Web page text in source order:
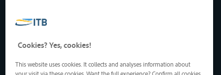
Transport auf der
Drukpersstraat 19
1000 Brüssel, Belgien
Tel: +32 2 217 09 67
http://www.itb-info.be
Cookies? Yes, cookies!
This website uses cookies. It collects and analyses information about